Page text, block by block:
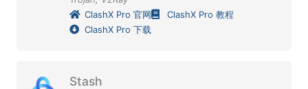
ClashX Pro 官网
ClashX Pro 教程
ClashX Pro 下载
Stash